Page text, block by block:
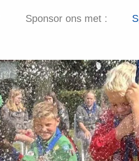
Sponsor ons met :